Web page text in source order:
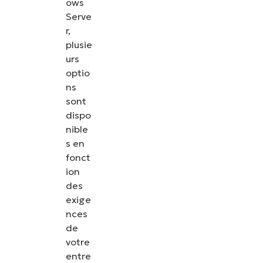
ows
Serve
r,
plusie
urs
optio
ns
sont
dispo
nible
s en
fonct
ion
des
exige
nces
de
votre
entre